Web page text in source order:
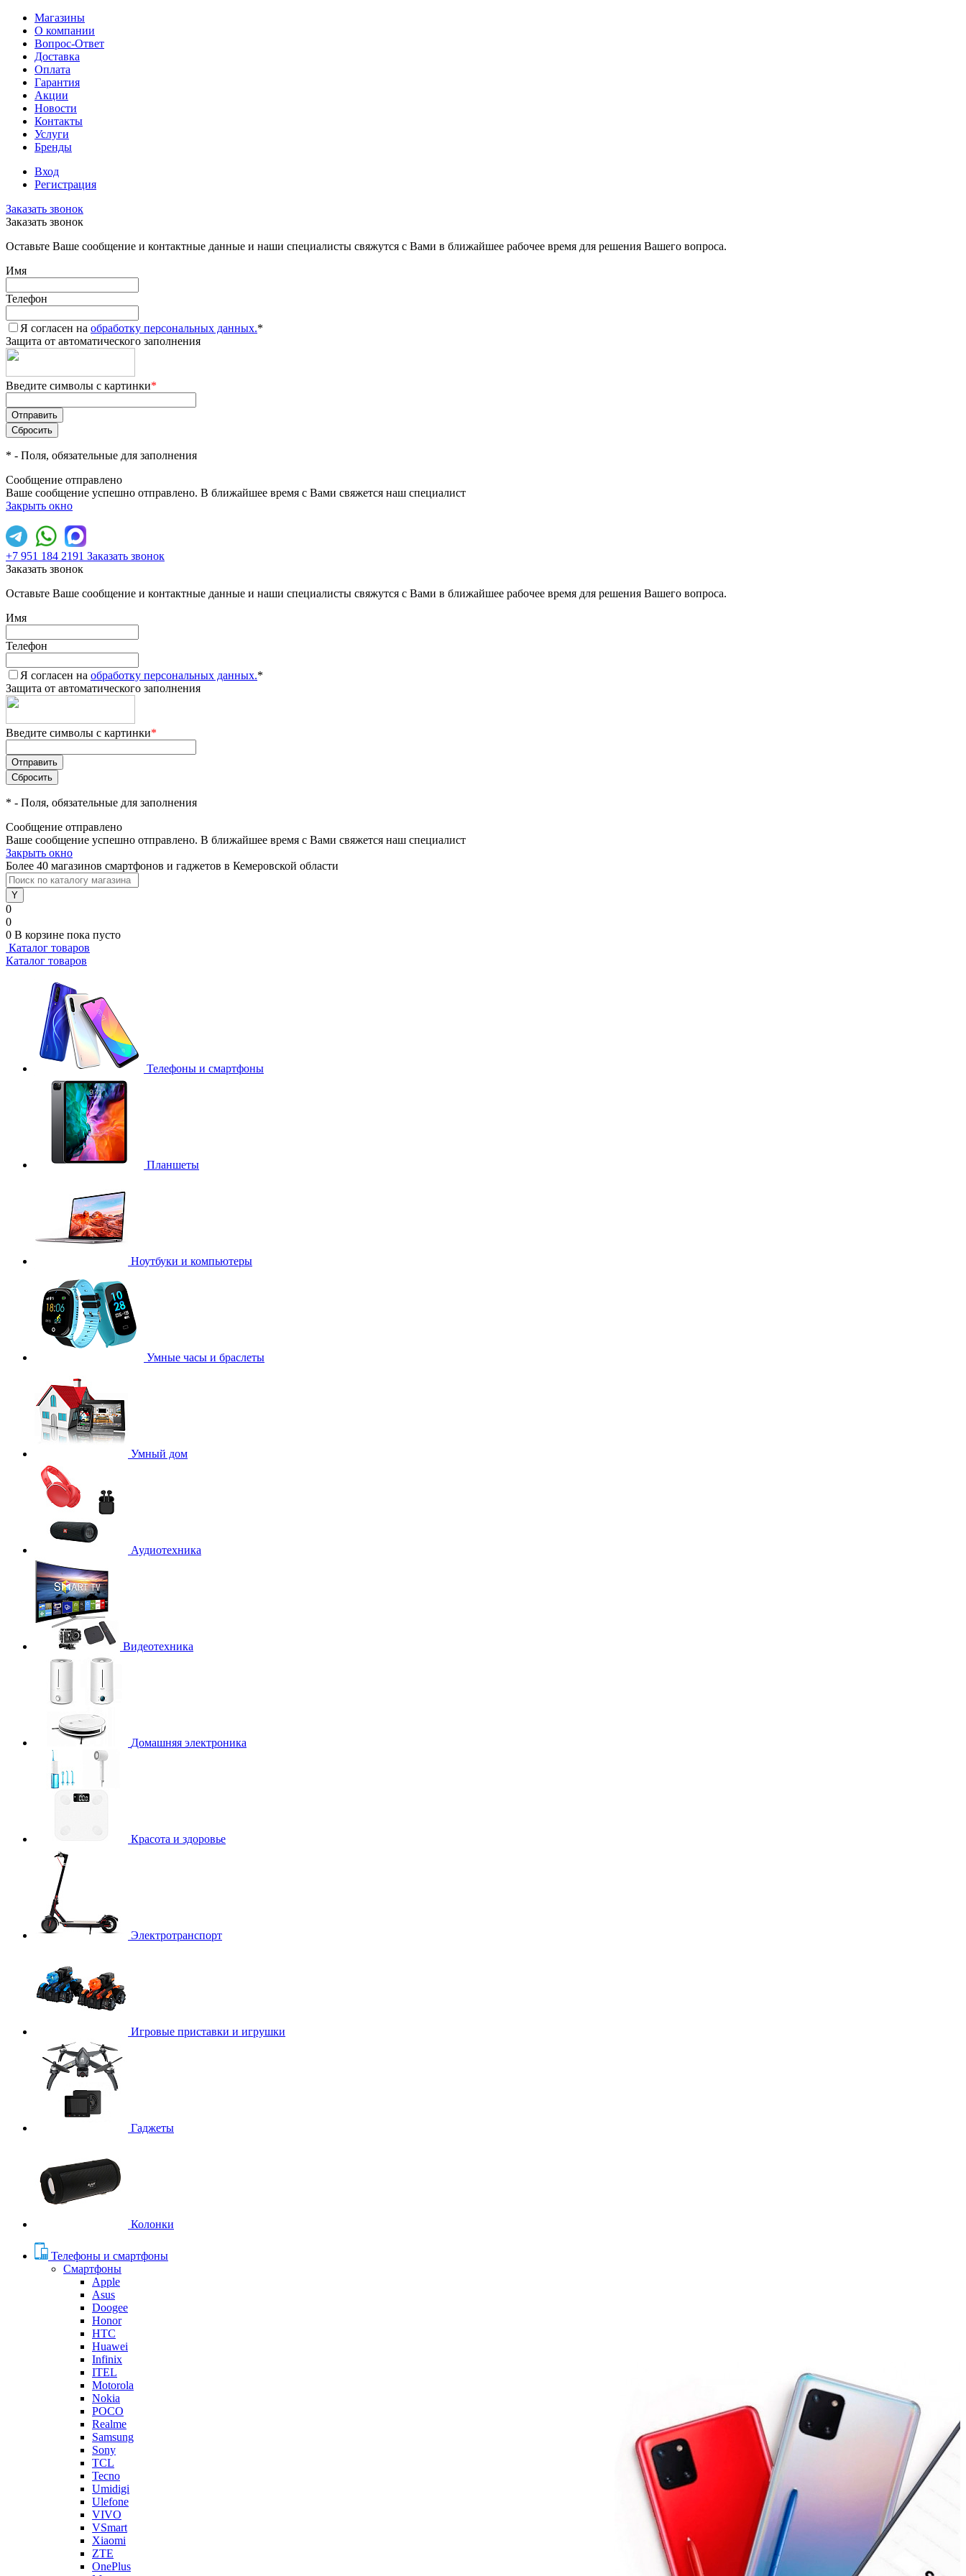
Магазины
О компании
Вопрос-Ответ
Доставка
Оплата
Гарантия
Акции
Новости
Контакты
Услуги
Бренды
Вход
Регистрация
Заказать звонок
Заказать звонок
Оставьте Ваше сообщение и контактные данные и наши специалисты свяжутся с Вами в ближайшее рабочее время для решения Вашего вопроса.
Имя
Телефон
Я согласен на обработку персональных данных.*
Защита от автоматического заполнения
Введите символы с картинки*
* - Поля, обязательные для заполнения
Сообщение отправлено
Ваше сообщение успешно отправлено. В ближайшее время с Вами свяжется наш специалист
Закрыть окно
+7 951 184 2191 Заказать звонок
Заказать звонок
Оставьте Ваше сообщение и контактные данные и наши специалисты свяжутся с Вами в ближайшее рабочее время для решения Вашего вопроса.
Имя
Телефон
Я согласен на обработку персональных данных.*
Защита от автоматического заполнения
Введите символы с картинки*
* - Поля, обязательные для заполнения
Сообщение отправлено
Ваше сообщение успешно отправлено. В ближайшее время с Вами свяжется наш специалист
Закрыть окно
Более 40 магазинов смартфонов и гаджетов в Кемеровской области
0
0
0 В корзине пока пусто
Каталог товаров
Каталог товаров
Телефоны и смартфоны
Планшеты
Ноутбуки и компьютеры
Умные часы и браслеты
Умный дом
Аудиотехника
Видеотехника
Домашняя электроника
Красота и здоровье
Электротранспорт
Игровые приставки и игрушки
Гаджеты
Колонки
Телефоны и смартфоны
Смартфоны
Apple
Asus
Doogee
Honor
HTC
Huawei
Infinix
ITEL
Motorola
Nokia
POCO
Realme
Samsung
Sony
TCL
Tecno
Umidigi
Ulefone
VIVO
VSmart
Xiaomi
ZTE
OnePlus